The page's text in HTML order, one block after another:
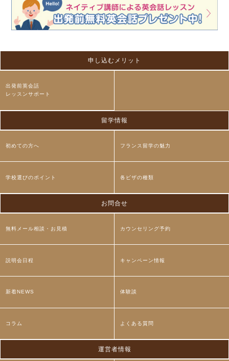
申し込むメリット
出発前英会話
レッスンサポート
留学情報
初めての方へ フランス留学の魅力
学校選びのポイント 各ビザの種類
お問合せ
無料メール相談・お見積 カウンセリング予約
説明会日程 キャンペーン情報
新着NEWS 体験談
コラム よくある質問
運営者情報